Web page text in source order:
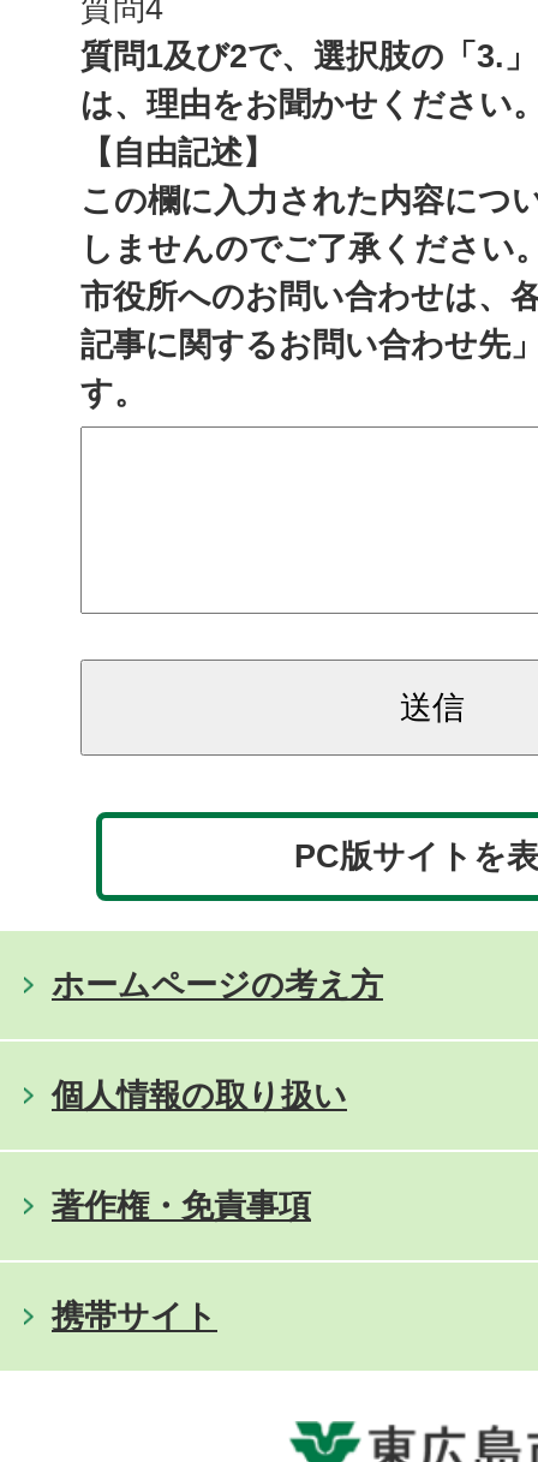
質問4
質問1及び2で、選択肢の「3.
は、理由をお聞かせください
【自由記述】
この欄に入力された内容につ
しませんのでご了承ください
市役所へのお問い合わせは、
記事に関するお問い合わせ先
す。
PC版サイトを
ホームページの考え方
個人情報の取り扱い
著作権・免責事項
携帯サイト